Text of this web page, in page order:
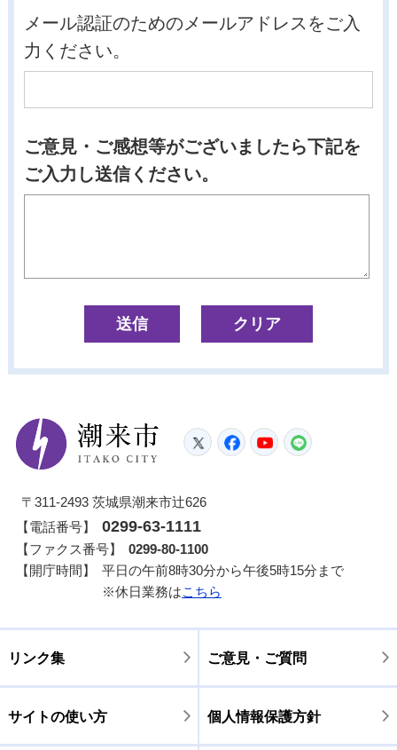
メール認証のためのメールアドレスをご入
力ください。
ご意見・ご感想等がございましたら下記を
ご入力し送信ください。
潮来市
TwitterFacebook
YouTube
〒311-2493 茨城県潮来市辻626
【電話番号】
0299-63-1111
【ファクス番号】
0299-80-1100
【開庁時間】
平日の午前8時30分から午後5時15分まで
※休日業務はこちら
リンク集 ご意見・ご質問
サイトの使い方 個人情報保護方針